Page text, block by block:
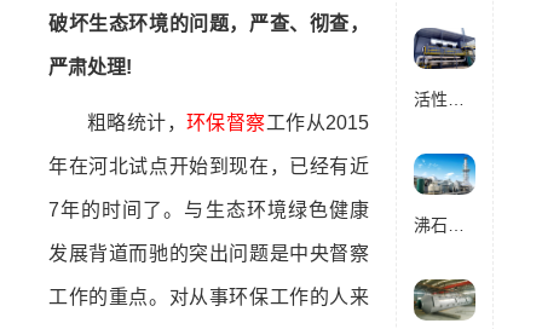
破坏生态环境的问题，严查、彻查，
严肃处理!
粗略统计，环保督察工作从2015
年在河北试点开始到现在，已经有近
7年的时间了。与生态环境绿色健康
发展背道而驰的突出问题是中央督察
工作的重点。对从事环保工作的人来